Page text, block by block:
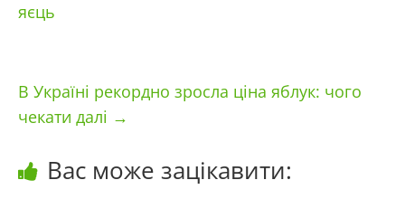
яєць
В Україні рекордно зросла ціна яблук: чого
чекати далі →
Вас може зацікавити: